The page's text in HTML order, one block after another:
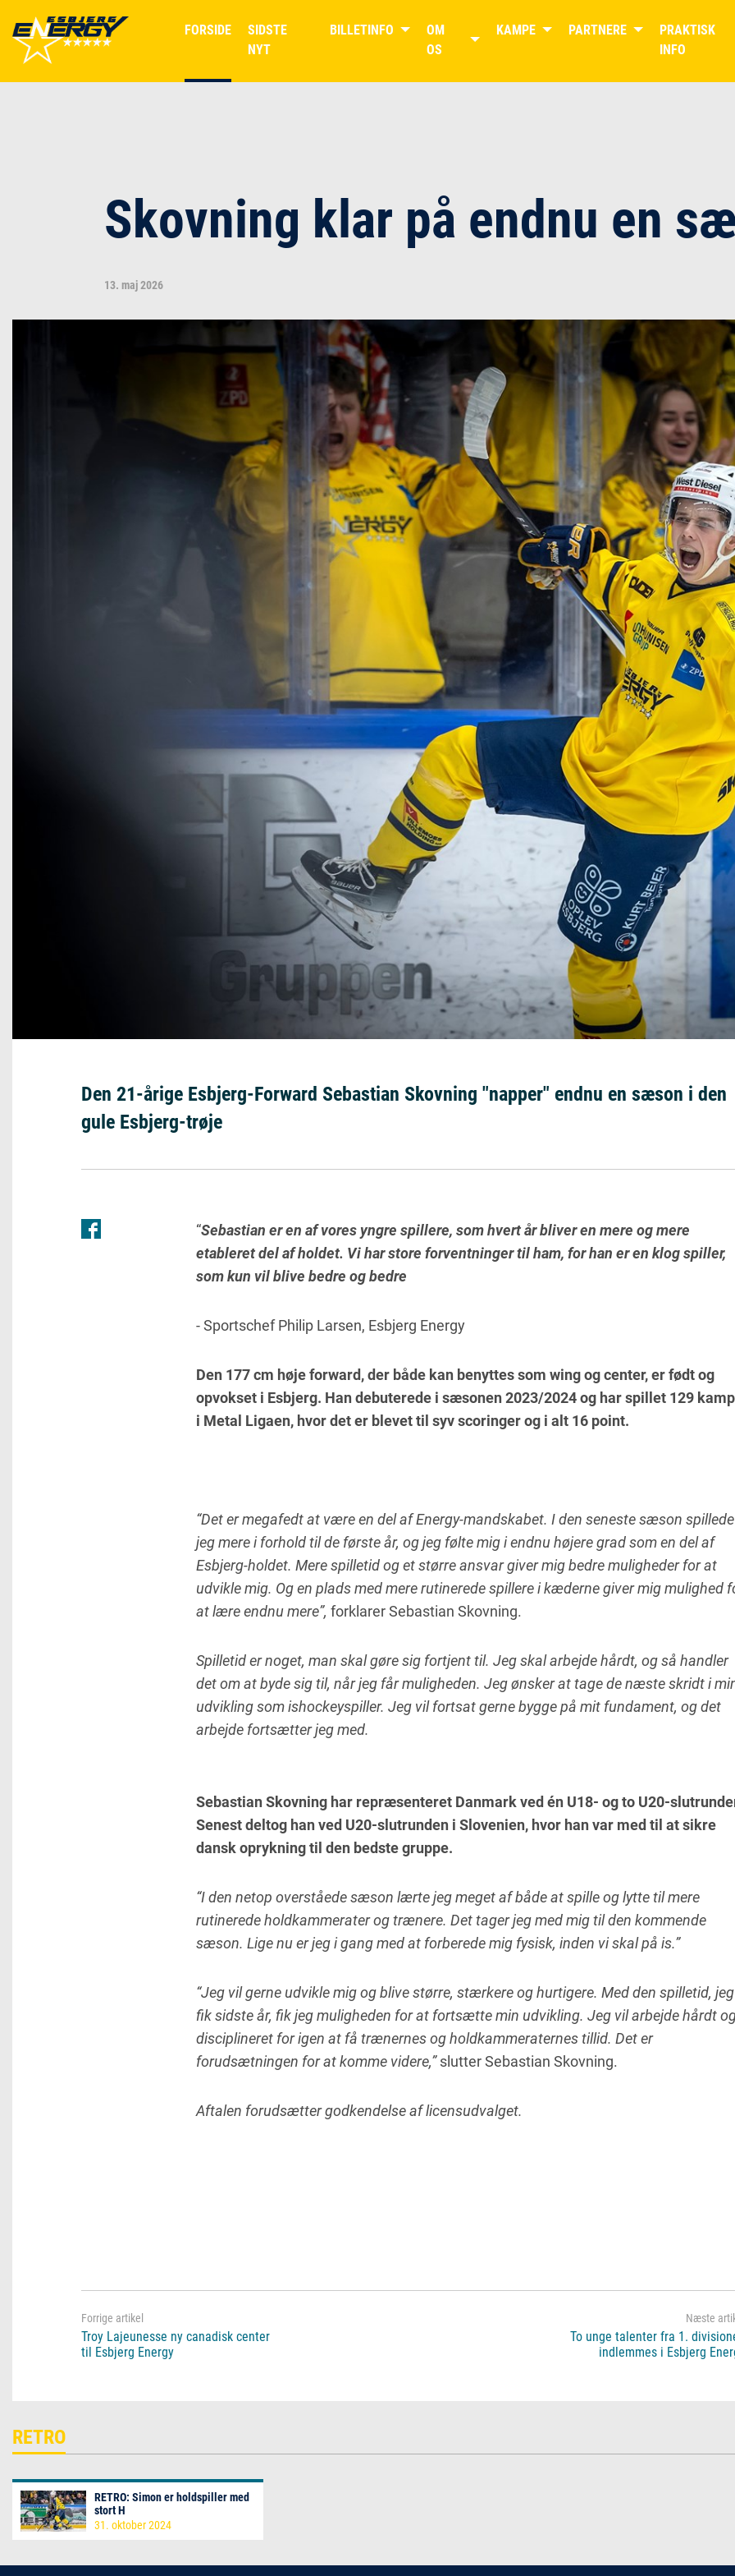
DET OFFICIELLE WEBSITE FORESBJERG ENERGY
FORSIDE
SIDSTE
NYT
BILLETINFO
OM
OS
KAMPE PARTNERE
PRAKTISK
INFO
Skovning klar på endnu en
13. maj 2026
Den 21-årige Esbjerg-Forward Sebastian Skovning "napper" endnu en sæson i den
gule Esbjerg-trøje
“Sebastian er en af vores yngre spillere, som hvert år bliver en mere og mere
etableret del af holdet. Vi har store forventninger til ham, for han er en klog spiller,
som kun vil blive bedre og bedre
- Sportschef Philip Larsen, Esbjerg Energy
Den 177 cm høje forward, der både kan benyttes som wing og center, er født og
opvokset i Esbjerg. Han debuterede i sæsonen 2023/2024 og har spillet 129
i Metal Ligaen, hvor det er blevet til syv scoringer og i alt 16 point.
“Det er megafedt at være en del af Energy-mandskabet. I den seneste sæson spillede
jeg mere i forhold til de første år, og jeg følte mig i endnu højere grad som en del af
Esbjerg-holdet. Mere spilletid og et større ansvar giver mig bedre muligheder for at
udvikle mig. Og en plads med mere rutinerede spillere i kæderne giver mig mulighed
at lære endnu mere”, forklarer Sebastian Skovning.
Spilletid er noget, man skal gøre sig fortjent til. Jeg skal arbejde hårdt, og så handler
det om at byde sig til, når jeg får muligheden. Jeg ønsker at tage de næste skridt i
udvikling som ishockeyspiller. Jeg vil fortsat gerne bygge på mit fundament, og det
arbejde fortsætter jeg med.
Sebastian Skovning har repræsenteret Danmark ved én U18- og to U20-
Senest deltog han ved U20-slutrunden i Slovenien, hvor han var med til at sikre
dansk oprykning til den bedste gruppe.
“I den netop overståede sæson lærte jeg meget af både at spille og lytte til mere
rutinerede holdkammerater og trænere. Det tager jeg med mig til den kommende
sæson. Lige nu er jeg i gang med at forberede mig fysisk, inden vi skal på is.”
“Jeg vil gerne udvikle mig og blive større, stærkere og hurtigere. Med den spilletid, jeg
fik sidste år, fik jeg muligheden for at fortsætte min udvikling. Jeg vil arbejde hårdt
disciplineret for igen at få trænernes og holdkammeraternes tillid. Det er
forudsætningen for at komme videre,”slutter Sebastian Skovning.
Aftalen forudsætter godkendelse af licensudvalget.
Troy Lajeunesse ny canadisk center
til Esbjerg Energy
To unge talenter fra 1.
indlemmes i Esbjerg
RETRO
RETRO: Simon er holdspiller med
stort H
31. oktober 2024